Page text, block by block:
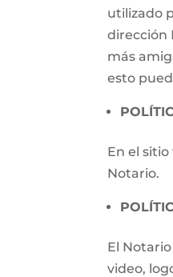
utilizado
dirección
más
esto
En el
Notario.
El
video,